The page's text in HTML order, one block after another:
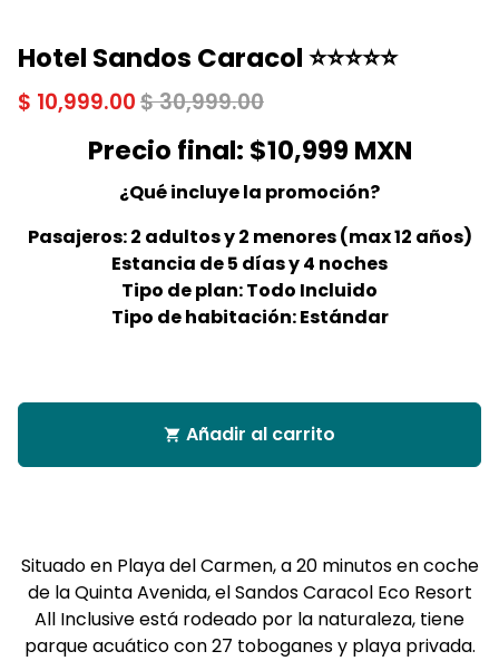
Hotel Sandos Caracol ⭐⭐⭐⭐⭐
$ 10,999.00$ 30,999.00
Precio final: $10,999 MXN
¿Qué incluye la promoción?
Pasajeros: 2 adultos y 2 menores (max 12 años)
Estancia de 5 días y 4 noches
Tipo de plan: Todo Incluido
Tipo de habitación: Estándar
shopping_cart Añadir al carrito
Situado en Playa del Carmen, a 20 minutos en coche
de la Quinta Avenida, el Sandos Caracol Eco Resort
All Inclusive está rodeado por la naturaleza, tiene
parque acuático con 27 toboganes y playa privada.